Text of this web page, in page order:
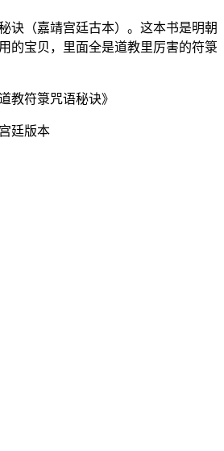
诀（嘉靖宫廷古本）。这本书是明朝
的宝贝，里面全是道教里厉害的符箓
教符箓咒语秘诀》
廷版本